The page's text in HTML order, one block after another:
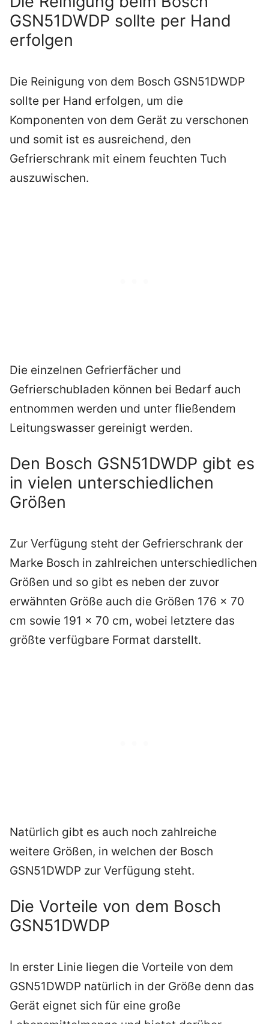
GSN51DWDP sollte per Hand
erfolgen
Die Reinigung von dem Bosch GSN51DWDP
sollte per Hand erfolgen, um die
Komponenten von dem Gerät zu verschonen
und somit ist es ausreichend, den
Gefrierschrank mit einem feuchten Tuch
auszuwischen.
Die einzelnen Gefrierfächer und
Gefrierschubladen können bei Bedarf auch
entnommen werden und unter fließendem
Leitungswasser gereinigt werden.
Den Bosch GSN51DWDP gibt es
in vielen unterschiedlichen
Größen
Zur Verfügung steht der Gefrierschrank der
Marke Bosch in zahlreichen unterschiedlichen
Größen und so gibt es neben der zuvor
erwähnten Größe auch die Größen 176 x 70
cm sowie 191 x 70 cm, wobei letztere das
größte verfügbare Format darstellt.
Natürlich gibt es auch noch zahlreiche
weitere Größen, in welchen der Bosch
GSN51DWDP zur Verfügung steht.
Die Vorteile von dem Bosch
GSN51DWDP
In erster Linie liegen die Vorteile von dem
GSN51DWDP natürlich in der Größe denn das
Gerät eignet sich für eine große